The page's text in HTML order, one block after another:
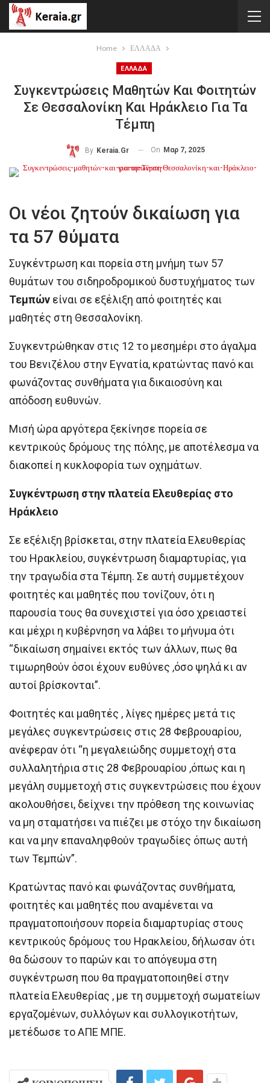
Home ΕΛΛΑΔΑ
ΕΛΛΑΔΑ
Συγκεντρώσεις Μαθητών Και Φοιτητών
Σε Θεσσαλονίκη Και Ηράκλειο Για Τα
Τέμπη
By Keraia.gr On Μαρ 7, 2025
Οι νέοι ζητούν δικαίωση για
τα 57 θύματα
Συγκέντρωση και πορεία στη μνήμη των 57
θυμάτων του σιδηροδρομικού δυστυχήματος των
Τεμπών είναι σε εξέλιξη από φοιτητές και
μαθητές στη Θεσσαλονίκη.
Συγκεντρώθηκαν στις 12 το μεσημέρι στο άγαλμα
του Βενιζέλου στην Εγνατία, κρατώντας πανό και
φωνάζοντας συνθήματα για δικαιοσύνη και
απόδοση ευθυνών.
Μισή ώρα αργότερα ξεκίνησε πορεία σε
κεντρικούς δρόμους της πόλης, με αποτέλεσμα να
διακοπεί η κυκλοφορία των οχημάτων.
Συγκέντρωση στην πλατεία Ελευθερίας στο
Ηράκλειο
Σε εξέλιξη βρίσκεται, στην πλατεία Ελευθερίας
του Ηρακλείου, συγκέντρωση διαμαρτυρίας, για
την τραγωδία στα Τέμπη. Σε αυτή συμμετέχουν
φοιτητές και μαθητές που τονίζουν, ότι η
παρουσία τους θα συνεχιστεί για όσο χρειαστεί
και μέχρι η κυβέρνηση να λάβει το μήνυμα ότι
“δικαίωση σημαίνει εκτός των άλλων, πως θα
τιμωρηθούν όσοι έχουν ευθύνες ,όσο ψηλά κι αν
αυτοί βρίσκονται”.
Φοιτητές και μαθητές , λίγες ημέρες μετά τις
μεγάλες συγκεντρώσεις στις 28 Φεβρουαρίου,
ανέφεραν ότι “η μεγαλειώδης συμμετοχή στα
συλλαλητήρια στις 28 Φεβρουαρίου ,όπως και η
μεγάλη συμμετοχή στις συγκεντρώσεις που έχουν
ακολουθήσει, δείχνει την πρόθεση της κοινωνίας
να μη σταματήσει να πιέζει με στόχο την δικαίωση
και να μην επαναληφθούν τραγωδίες όπως αυτή
των Τεμπών”.
Κρατώντας πανό και φωνάζοντας συνθήματα,
φοιτητές και μαθητές που αναμένεται να
πραγματοποιήσουν πορεία διαμαρτυρίας στους
κεντρικούς δρόμους του Ηρακλείου, δήλωσαν ότι
θα δώσουν το παρών και το απόγευμα στη
συγκέντρωση που θα πραγματοποιηθεί στην
πλατεία Ελευθερίας , με τη συμμετοχή σωματείων
εργαζομένων, συλλόγων και συλλογικοτήτων,
μετέδωσε το ΑΠΕ ΜΠΕ.